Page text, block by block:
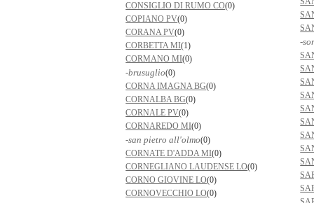
CONSIGLIO DI RUMO CO(0)
COPIANO PV(0)
CORANA PV(0)
CORBETTA MI(1)
CORMANO MI(0)
-brusuglio(0)
CORNA IMAGNA BG(0)
CORNALBA BG(0)
CORNALE PV(0)
CORNAREDO MI(0)
-san pietro all'olmo(0)
CORNATE D'ADDA MI(0)
CORNEGLIANO LAUDENSE LO(0)
CORNO GIOVINE LO(0)
CORNOVECCHIO LO(0)
-